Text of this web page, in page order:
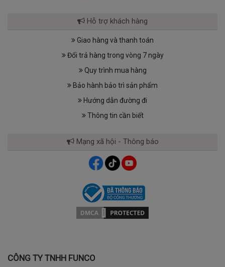
Hỗ trợ khách hàng
Giao hàng và thanh toán
Đổi trả hàng trong vòng 7 ngày
Quy trình mua hàng
Bảo hành bảo trì sản phẩm
Hướng dẫn đường đi
Thông tin cần biết
Mạng xã hội - Thông báo
CÔNG TY TNHH FUNCO